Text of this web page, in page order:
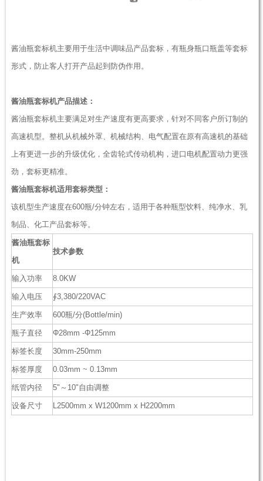
酱油瓶套标机主要用于生活中调味品产品套标，有瓶身瓶口瓶盖等套标
形式，防止客人打开产品起到防伪作用。
酱油瓶套标机产品描述：
酱油瓶套标机主要满足对生产速度有更高要求，针对不同客户所订制的
高速机型。整机从机械外罩、机械结构、电气配置在原有高速机的基础
上有更进一步的升级优化，全齿轮式传动机构，进口电机配置动力更强
劲，套标更精准。
酱油瓶套标机适用套标类型：
该机型生产速度在600瓶/分钟左右，适用于各种瓶型饮料、纯净水、乳
制品、化工产品套标等。
酱油瓶套标
机
技术参数
输入功率 8.0KW
输入电压 ∮3,380/220VAC
生产效率 600瓶/分(Bottle/min)
瓶子直径 Φ28mm -Φ125mm
标签长度 30mm-250mm
标签厚度 0.03mm ~ 0.13mm
纸管内径 5"～10"自由调整
设备尺寸 L2500mm x W1200mm x H2200mm